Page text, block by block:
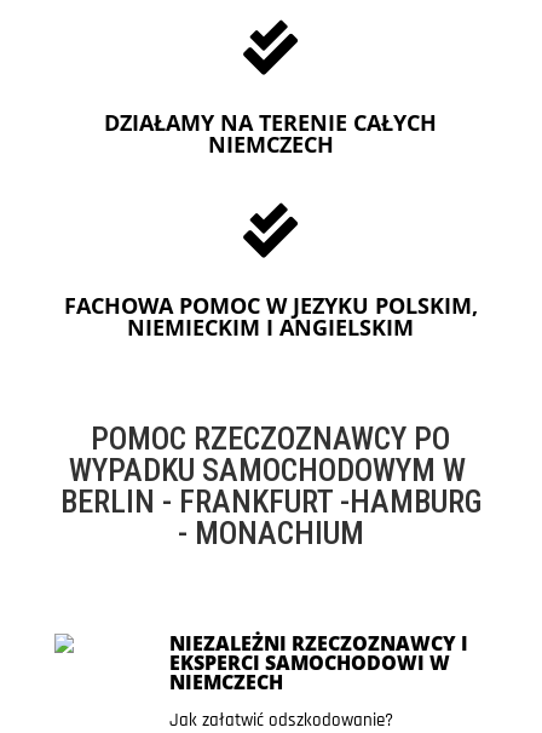

DZIAŁAMY NA TERENIE CAŁYCH
NIEMCZECH

FACHOWA POMOC W JEZYKU POLSKIM,
NIEMIECKIM I ANGIELSKIM
POMOC RZECZOZNAWCY PO
WYPADKU SAMOCHODOWYM W
BERLIN - FRANKFURT -HAMBURG
- MONACHIUM
NIEZALEŻNI RZECZOZNAWCY I
EKSPERCI SAMOCHODOWI W
NIEMCZECH
Jak załatwić odszkodowanie?